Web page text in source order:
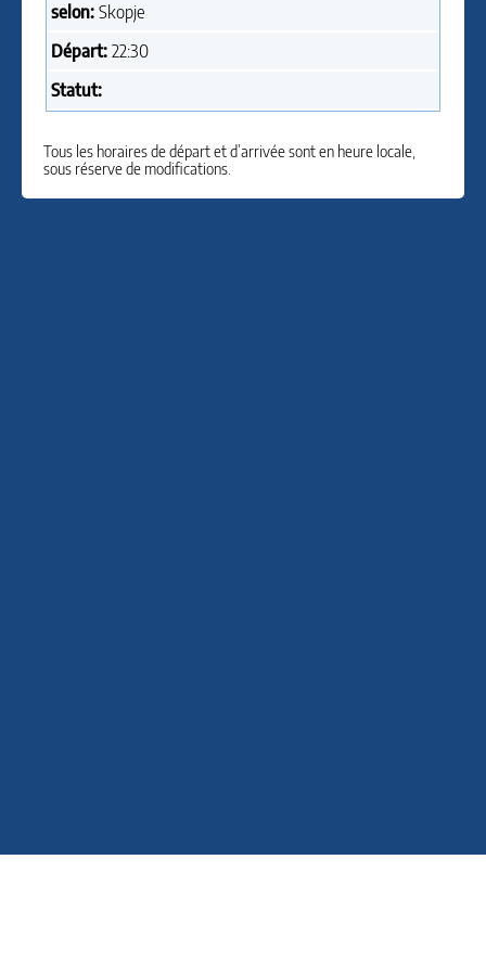
selon: Skopje
Départ: 22:30
Statut:
Tous les horaires de départ et d’arrivée sont en heure locale,
sous réserve de modifications.